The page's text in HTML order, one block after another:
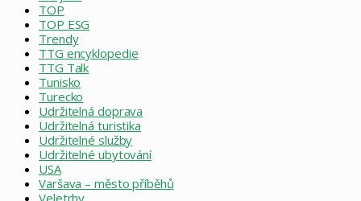
TOP
TOP ESG
Trendy
TTG encyklopedie
TTG Talk
Tunisko
Turecko
Udržitelná doprava
Udržitelná turistika
Udržitelné služby
Udržitelné ubytování
USA
Varšava – město příběhů